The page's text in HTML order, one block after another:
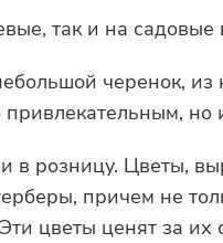
так и на
черенок, из
привлекательным,
в розницу. Цветы,
причем не
цветы ценят за их